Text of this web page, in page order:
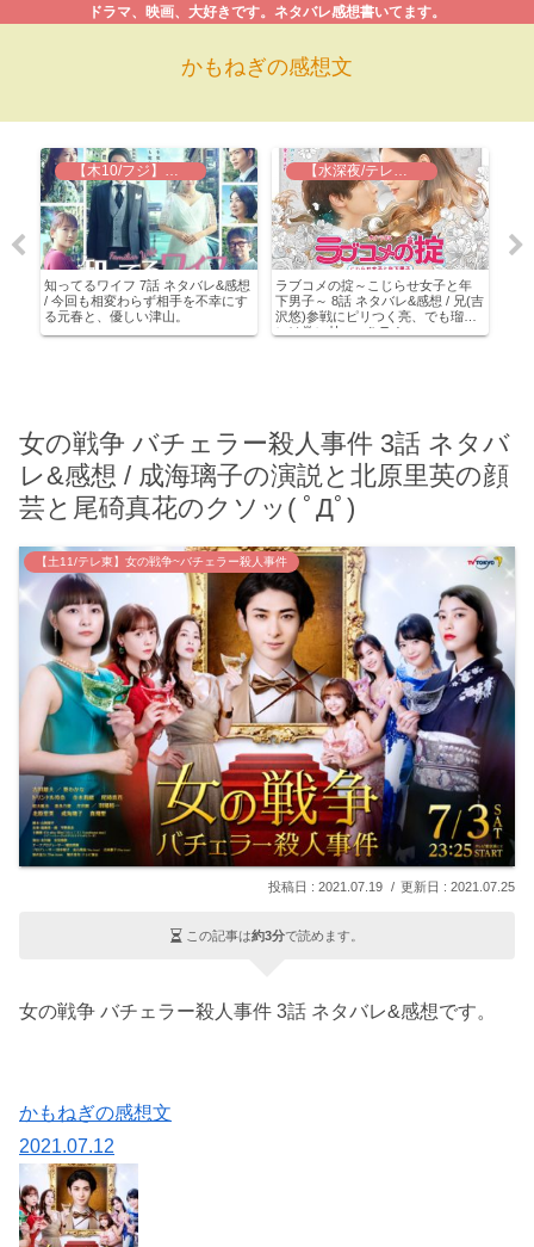
かもねぎの感想文
ドラマ、映画、大好きです。ネタバレ感想書いてます。
【木10/フジ】知ってるワイフ
知ってるワイフ 7話 ネタバレ&感想
/ 今回も相変わらず相手を不幸にす
る元春と、優しい津山。
【水深夜/テレ東】ラブコメの掟
ラブコメの掟～こじらせ女子と年
下男子～ 8話 ネタバレ&感想 / 兄(吉
沢悠)参戦にピリつく亮、でも瑠璃
には常に甘い～(≧∇≦)
女の戦争 バチェラー殺人事件 3話 ネタバ
レ&感想 / 成海璃子の演説と北原里英の顔
芸と尾碕真花のクソッ( ﾟДﾟ)
【土11/テレ東】女の戦争~バチェラー殺人事件
2021.07.19 2021.07.25
この記事は約3分で読めます。
女の戦争 バチェラー殺人事件 3話 ネタバレ&感想です。
かもねぎの感想文
2021.07.12